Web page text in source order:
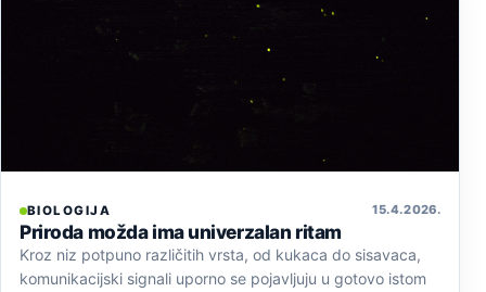
BIOLOGIJA 15. 4. 2026.
Priroda možda ima univerzalan ritam
Kroz niz potpuno različitih vrsta, od kukaca do sisavaca,
komunikacijski signali uporno se pojavljuju u gotovo istom